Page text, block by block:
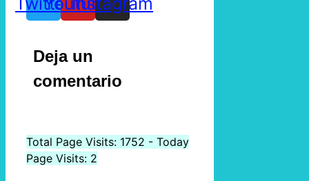
Deja un
comentario
Total Page Visits: 1752 - Today
Page Visits: 2